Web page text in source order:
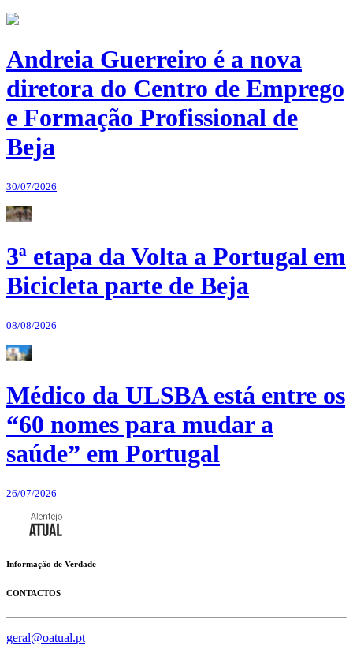
Andreia Guerreiro é a nova
diretora do Centro de Emprego
e Formação Profissional de
Beja
30/07/2026
3ª etapa da Volta a Portugal em
Bicicleta parte de Beja
08/08/2026
Médico da ULSBA está entre os
“60 nomes para mudar a
saúde” em Portugal
26/07/2026
Informação de Verdade
CONTACTOS
geral@oatual.pt